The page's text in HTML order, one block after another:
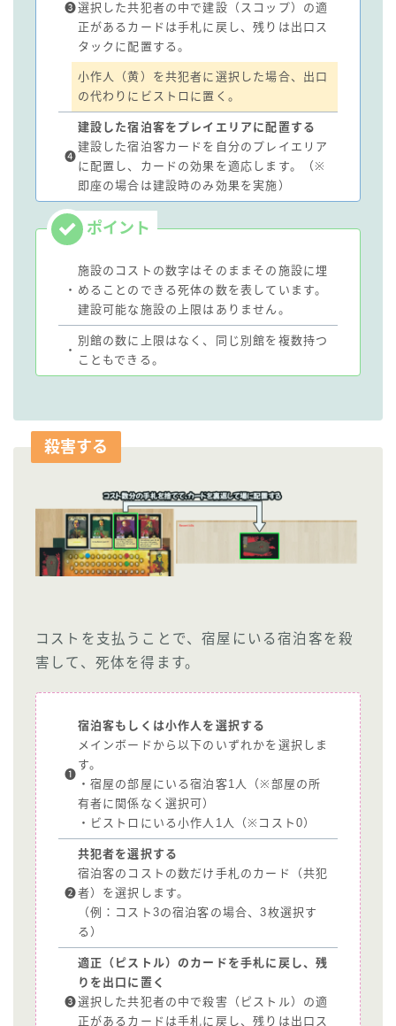
❸選択した共犯者の中で建設（スコップ）の適
正があるカードは手札に戻し、残りは出口ス
タックに配置する。
小作人（黄）を共犯者に選択した場合、出口
の代わりにビストロに置く。
❹
建設した宿泊客をプレイエリアに配置する
建設した宿泊客カードを自分のプレイエリア
に配置し、カードの効果を適応します。（※
即座の場合は建設時のみ効果を実施）
・
施設のコストの数字はそのままその施設に埋
めることのできる死体の数を表しています。
建設可能な施設の上限はありません。
・
別館の数に上限はなく、同じ別館を複数持つ
こともできる。
殺害する
コストを支払うことで、宿屋にいる宿泊客を殺
害して、死体を得ます。
❶
宿泊客もしくは小作人を選択する
メインボードから以下のいずれかを選択しま
す。
・宿屋の部屋にいる宿泊客1人（※部屋の所
有者に関係なく選択可）
・ビストロにいる小作人1人（※コスト0）
❷
共犯者を選択する
宿泊客のコストの数だけ手札のカード（共犯
者）を選択します。
（例：コスト3の宿泊客の場合、3枚選択す
る）
❸
適正（ピストル）のカードを手札に戻し、残
りを出口に置く
選択した共犯者の中で殺害（ピストル）の適
正があるカードは手札に戻し、残りは出口ス